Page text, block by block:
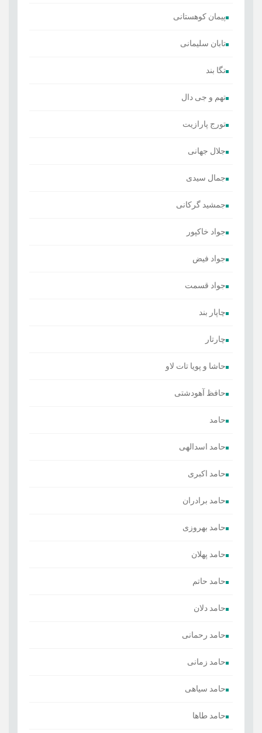
پیمان کوهستانی
تابان سلیمانی
تگا بند
تهم و جی دال
تورج پارازیت
جلال جهانی
جمال سیدی
جمشید گرکانی
جواد خاکپور
جواد فیض
جواد قسمت
چاپار بند
چارتار
حاشا و پویا تات لاو
حافظ آهودشتی
حامد
حامد اسدالهی
حامد اکبری
حامد برادران
حامد بهروزی
حامد پهلان
حامد حاتم
حامد دلان
حامد رحمانی
حامد زمانی
حامد سیاهی
حامد طاها